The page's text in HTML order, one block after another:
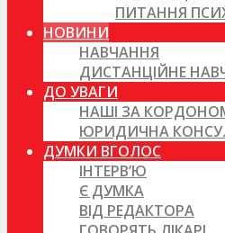
ПИТАННЯ
НОВИНИ
НАВЧАННЯ
ДИСТАНЦІЙНЕ
ДО УВАГИ
НАШІ ЗА
ЮРИДИЧНА
ДУМКИ ВГОЛОС
ІНТЕРВ’Ю
Є ДУМКА
ВІД РЕДАКТОРА